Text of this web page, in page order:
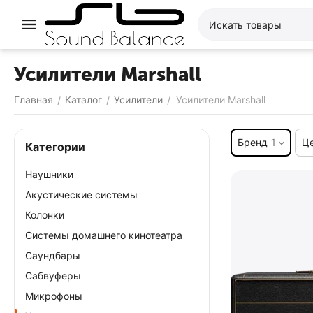
Усилители Marshall
Главная / Каталог / Усилители / Усилители Marshall
Бренд 1
Категории
Наушники
Акустические системы
Колонки
Системы домашнего кинотеатра
Саундбары
Сабвуферы
Микрофоны